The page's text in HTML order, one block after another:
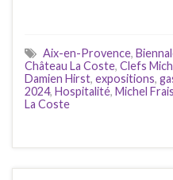
Aix-en-Provence,
Château La Coste, Clefs
Damien Hirst, expositions,
2024, Hospitalité, Michel
La Coste